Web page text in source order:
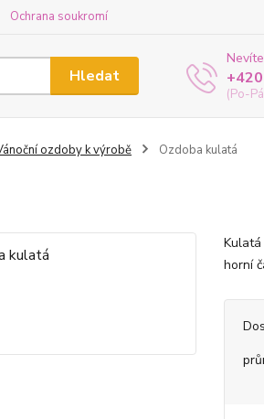
Ochrana soukromí
Hledat
(Po-
ozdoby k výrobě Ozdoba kulatá
horní